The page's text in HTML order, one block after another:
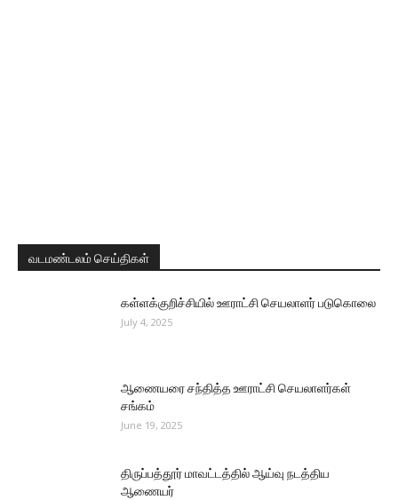
வடமண்டலம் செய்திகள்
கள்ளக்குறிச்சியில் ஊராட்சி செயலாளர் படுகொலை
July 4, 2025
ஆணையரை சந்தித்த ஊராட்சி செயலாளர்கள்
சங்கம்
June 19, 2025
திருப்பத்தூர் மாவட்டத்தில் ஆய்வு நடத்திய
ஆணையர்